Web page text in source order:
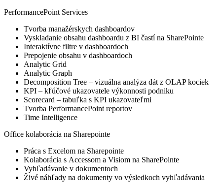
PerformancePoint Services
Tvorba manažérskych dashboardov
Vyskladanie obsahu dashboardu z BI častí na SharePointe
Interaktívne filtre v dashboardoch
Prepojenie obsahu v dashboardoch
Analytic Grid
Analytic Graph
Decomposition Tree – vizuálna analýza dát z OLAP kociek
KPI – kľúčové ukazovatele výkonnosti podniku
Scorecard – tabuľka s KPI ukazovateľmi
Tvorba PerformancePoint reportov
Time Intelligence
Office kolaborácia na Sharepointe
Práca s Excelom na Sharepointe
Kolaborácia s Accessom a Visiom na SharePointe
Vyhľadávanie v dokumentoch
Živé náhľady na dokumenty vo výsledkoch vyhľadávania